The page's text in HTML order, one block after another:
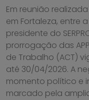
Em reunião
em Fortaleza, entre a
presidente do
prorrogação das
de Trabalho (ACT)
até 30/04/2026. A
momento político e
marcado pela